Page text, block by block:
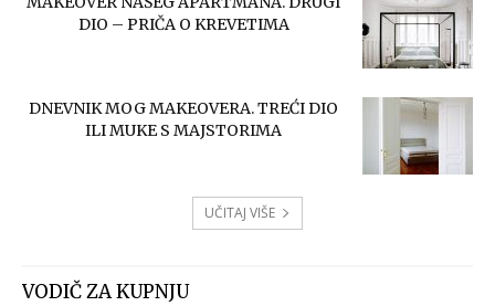
DIO – PRIČA O KREVETIMA
DNEVNIK MOG MAKEOVERA. TREĆI DIO
ILI MUKE S MAJSTORIMA
UČITAJ VIŠE
VODIČ ZA KUPNJU